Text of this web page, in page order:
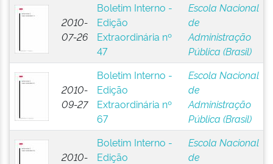
2010-
07-26
Boletim Interno -
Edição
Extraordinária nº
47
Escola Nacional
de
Administração
Pública (Brasil)
2010-
09-27
Boletim Interno -
Edição
Extraordinária nº
67
Escola Nacional
de
Administração
Pública (Brasil)
2010-
Boletim Interno -
Edição
Escola Nacional
de